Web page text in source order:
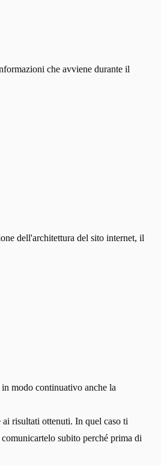
che avviene durante il
dell'architettura del sito internet, il
modo continuativo anche la
risultati ottenuti. In quel caso ti
subito perché prima di